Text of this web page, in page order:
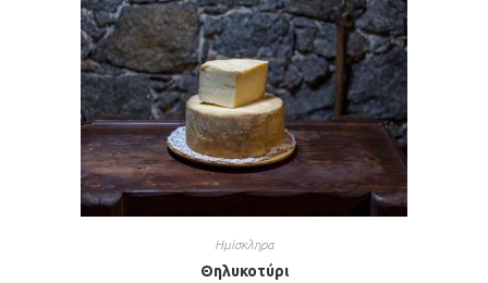
Ημίσκληρα
Θηλυκοτύρι